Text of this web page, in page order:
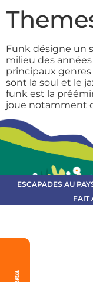
Funk désigne un
milieu des
principaux
sont la soul et le
funk est la
joue notamment
ESCAPADES AU
FAIT